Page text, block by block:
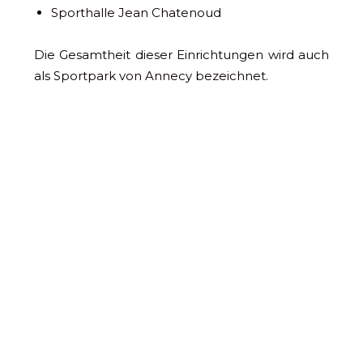
Sporthalle Jean Chatenoud
Die Gesamtheit dieser Einrichtungen wird auch
als Sportpark von Annecy bezeichnet.